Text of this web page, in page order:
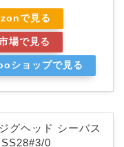
で見る
場で見る
ショップで見る
グヘッド シーバス
0